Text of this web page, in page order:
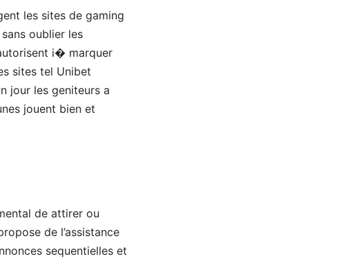
les sites de gaming
oublier les
i� marquer
sites tel Unibet
jour les geniteurs a
jouent bien et
de attirer ou
de l’assistance
sequentielles et